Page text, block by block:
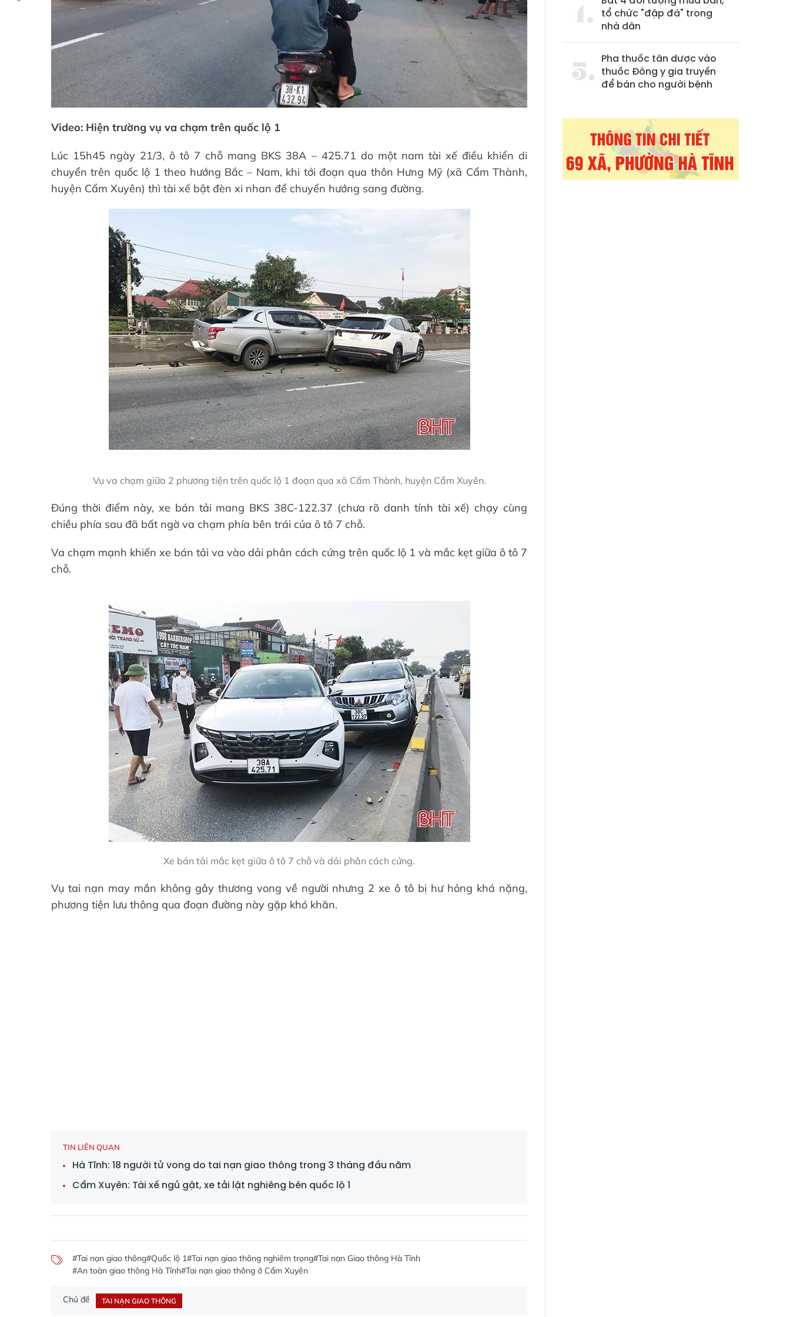
Video
Video: Hiện trường vụ va chạm trên quốc lộ 1
Lúc 15h45 ngày 21/3, ô tô 7 chỗ mang BKS 38A – 425.71 do một nam tài xế điều khiển di
chuyển trên quốc lộ 1 theo hướng Bắc – Nam, khi tới đoạn qua thôn Hưng Mỹ (xã Cẩm Thành,
huyện Cẩm Xuyên) thì tài xế bật đèn xi nhan để chuyển hướng sang đường.
Vụ va chạm giữa 2 phương tiện trên quốc lộ 1 đoạn qua xã Cẩm Thành, huyện Cẩm Xuyên.
Đúng thời điểm này, xe bán tải mang BKS 38C-122.37 (chưa rõ danh tính tài xế) chạy cùng
chiều phía sau đã bất ngờ va chạm phía bên trái của ô tô 7 chỗ.
Va chạm mạnh khiến xe bán tải va vào dải phân cách cứng trên quốc lộ 1 và mắc kẹt giữa ô tô 7
chỗ.
Xe bán tải mắc kẹt giữa ô tô 7 chỗ và dải phân cách cứng.
Vụ tai nạn may mắn không gây thương vong về người nhưng 2 xe ô tô bị hư hỏng khá nặng,
phương tiện lưu thông qua đoạn đường này gặp khó khăn.
TIN LIÊN QUAN
Hà Tĩnh: 18 người tử vong do tai nạn giao thông trong 3 tháng đầu năm
Cẩm Xuyên: Tài xế ngủ gật, xe tải lật nghiêng bên quốc lộ 1
#Tai nạn giao thông#Quốc lộ 1#Tai nạn giao thông nghiêm trọng#Tai nạn Giao thông Hà Tĩnh
#An toàn giao thông Hà Tĩnh#Tai nạn giao thông ở Cẩm Xuyên
Chủ đề TAI NẠN GIAO THÔNG
tổ chức "đập đá" trong
nhà dân
Pha thuốc tân dược vào
thuốc Đông y gia truyền
để bán cho người bệnh